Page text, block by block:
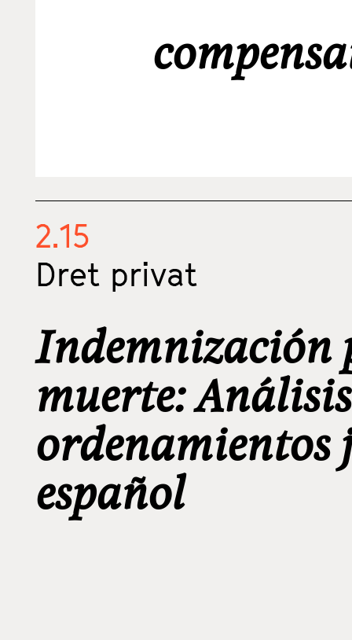
2.15
Dret privat
Indemnización
muerte:
ordenamientos
español